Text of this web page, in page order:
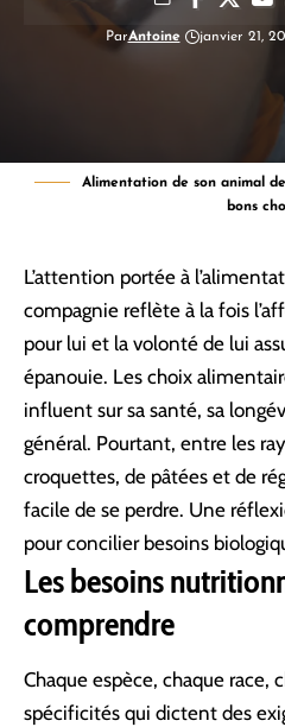
ParAntoine janvier 21,
Alimentation de son animal
bons
L’attention portée à
compagnie reflète à la fois
pour lui et la volonté de lui
épanouie. Les choix
influent sur sa santé, sa
général. Pourtant, entre les
croquettes, de pâtées et de
facile de se perdre. Une
pour concilier besoins
Les besoins
comprendre
Chaque espèce, chaque race,
spécificités qui dictent des